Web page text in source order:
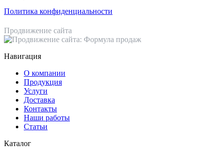
Политика конфиденциальности
Продвижение сайта
Навигация
О компании
Продукция
Услуги
Доставка
Контакты
Наши работы
Статьи
Каталог